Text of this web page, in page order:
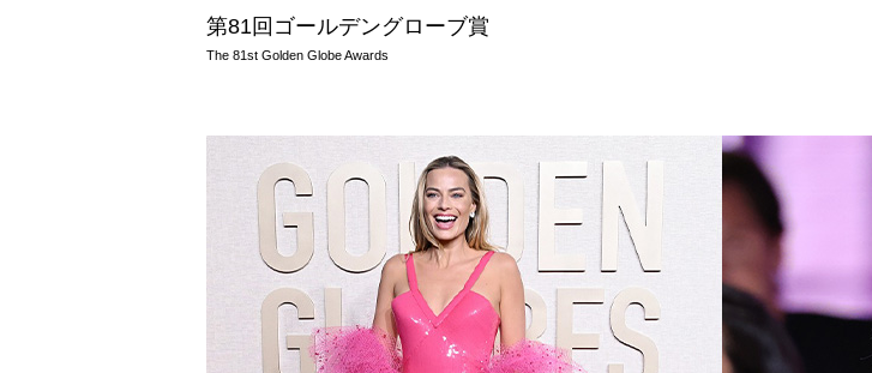
第81回ゴールデングローブ賞
The 81st Golden Globe Awards